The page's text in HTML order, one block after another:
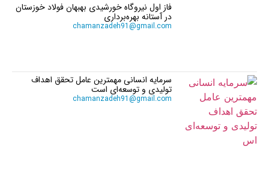
فاز اول نیروگاه خورشیدی بهبهان فولاد خوزستان
در آستانه بهره‌برداری
chamanzadeh91@gmail.com
سرمایه انسانی مهمترین عامل تحقق اهداف
تولیدی و توسعه‌ای است
chamanzadeh91@gmail.com